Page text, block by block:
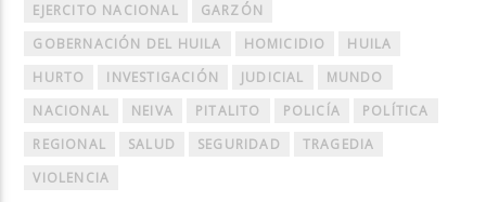
EJERCITO NACIONAL
GARZÓN
GOBERNACIÓN DEL HUILA
HOMICIDIO
HUILA
HURTO
INVESTIGACIÓN JUDICIAL
MUNDO
NACIONAL
NEIVA PITALITO POLICÍA
POLÍTICA
REGIONAL
SALUD SEGURIDAD
TRAGEDIA
VIOLENCIA